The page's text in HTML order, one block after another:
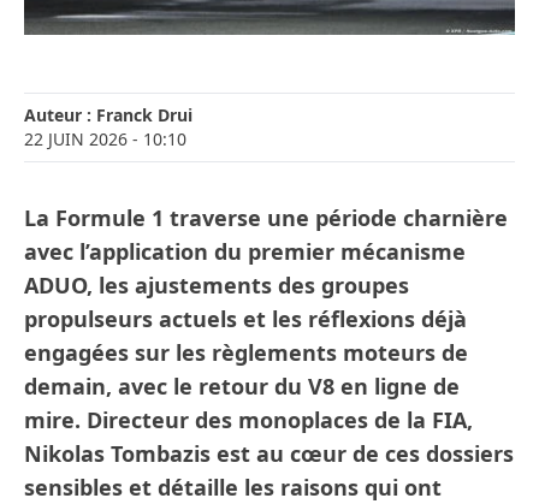
Auteur : Franck Drui
22 JUIN 2026 - 10:10
La Formule 1 traverse une période charnière
avec l’application du premier mécanisme
ADUO, les ajustements des groupes
propulseurs actuels et les réflexions déjà
engagées sur les règlements moteurs de
demain, avec le retour du V8 en ligne de
mire. Directeur des monoplaces de la FIA,
Nikolas Tombazis est au cœur de ces dossiers
sensibles et détaille les raisons qui ont